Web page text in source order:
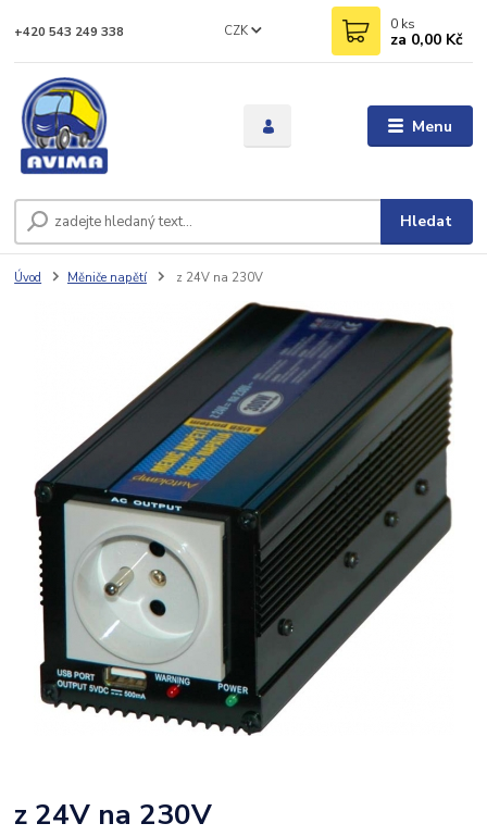
Menu
CZK
Hledat
+420 543 249 338 0 ks
za 0,00 Kč
Úvod Měniče napětí z 24V na 230V
z 24V na 230V